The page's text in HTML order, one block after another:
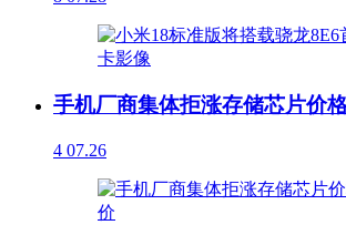
手机厂商集体拒涨存储芯片价
4 07.26